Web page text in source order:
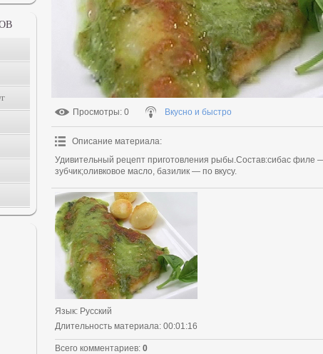
Просмотры: 0 Вкусно и быстро
Описание материала:
Удивительный рецепт приготовления рыбы.Состав:сибас
зубчик;оливковое масло, базилик — по вкусу.
Язык: Русский
Длительность материала: 00:01:16
Всего комментариев: 0